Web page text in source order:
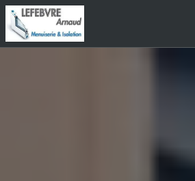
Panneau de gestion des cookies